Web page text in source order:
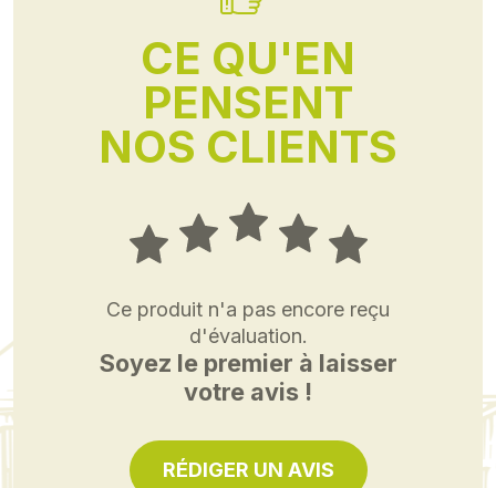
CE QU'EN
PENSENT
NOS CLIENTS
Ce produit n'a pas encore reçu
d'évaluation.
Soyez le premier à laisser
votre avis !
RÉDIGER UN AVIS